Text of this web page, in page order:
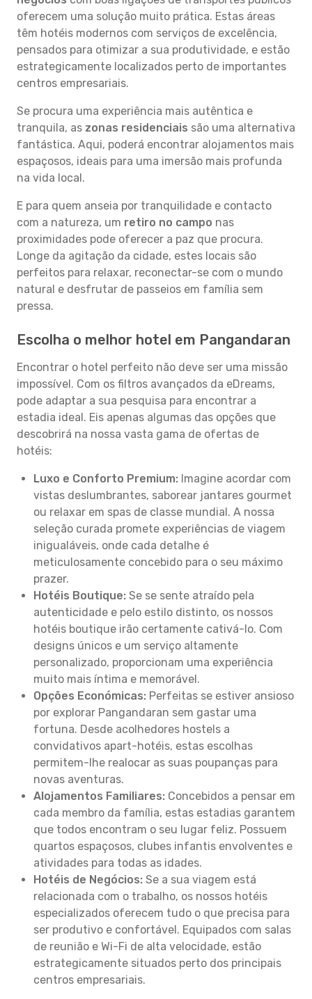
oferecem uma solução muito prática. Estas áreas
têm hotéis modernos com serviços de excelência,
pensados para otimizar a sua produtividade, e estão
estrategicamente localizados perto de importantes
centros empresariais.
Se procura uma experiência mais autêntica e
tranquila, as zonas residenciais são uma alternativa
fantástica. Aqui, poderá encontrar alojamentos mais
espaçosos, ideais para uma imersão mais profunda
na vida local.
E para quem anseia por tranquilidade e contacto
com a natureza, um retiro no campo nas
proximidades pode oferecer a paz que procura.
Longe da agitação da cidade, estes locais são
perfeitos para relaxar, reconectar-se com o mundo
natural e desfrutar de passeios em família sem
pressa.
Escolha o melhor hotel em Pangandaran
Encontrar o hotel perfeito não deve ser uma missão
impossível. Com os filtros avançados da eDreams,
pode adaptar a sua pesquisa para encontrar a
estadia ideal. Eis apenas algumas das opções que
descobrirá na nossa vasta gama de ofertas de
hotéis:
Luxo e Conforto Premium: Imagine acordar com
vistas deslumbrantes, saborear jantares gourmet
ou relaxar em spas de classe mundial. A nossa
seleção curada promete experiências de viagem
inigualáveis, onde cada detalhe é
meticulosamente concebido para o seu máximo
prazer.
Hotéis Boutique: Se se sente atraído pela
autenticidade e pelo estilo distinto, os nossos
hotéis boutique irão certamente cativá-lo. Com
designs únicos e um serviço altamente
personalizado, proporcionam uma experiência
muito mais íntima e memorável.
Opções Económicas: Perfeitas se estiver ansioso
por explorar Pangandaran sem gastar uma
fortuna. Desde acolhedores hostels a
convidativos apart-hotéis, estas escolhas
permitem-lhe realocar as suas poupanças para
novas aventuras.
Alojamentos Familiares: Concebidos a pensar em
cada membro da família, estas estadias garantem
que todos encontram o seu lugar feliz. Possuem
quartos espaçosos, clubes infantis envolventes e
atividades para todas as idades.
Hotéis de Negócios: Se a sua viagem está
relacionada com o trabalho, os nossos hotéis
especializados oferecem tudo o que precisa para
ser produtivo e confortável. Equipados com salas
de reunião e Wi-Fi de alta velocidade, estão
estrategicamente situados perto dos principais
centros empresariais.